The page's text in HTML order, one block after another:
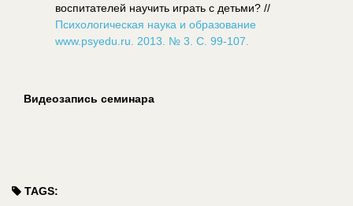
воспитателей научить играть с детьми? //
Психологическая наука и образование
www.psyedu.ru. 2013. № 3. С. 99-107.
Видеозапись семинара
TAGS: